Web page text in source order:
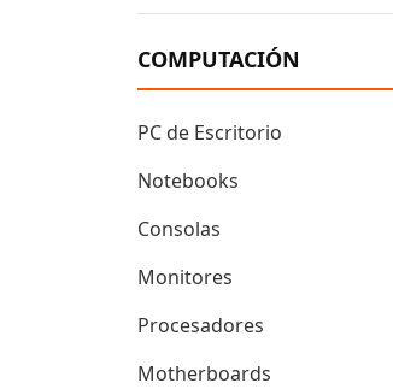
COMPUTACIÓN
PC de Escritorio
Notebooks
Consolas
Monitores
Procesadores
Motherboards